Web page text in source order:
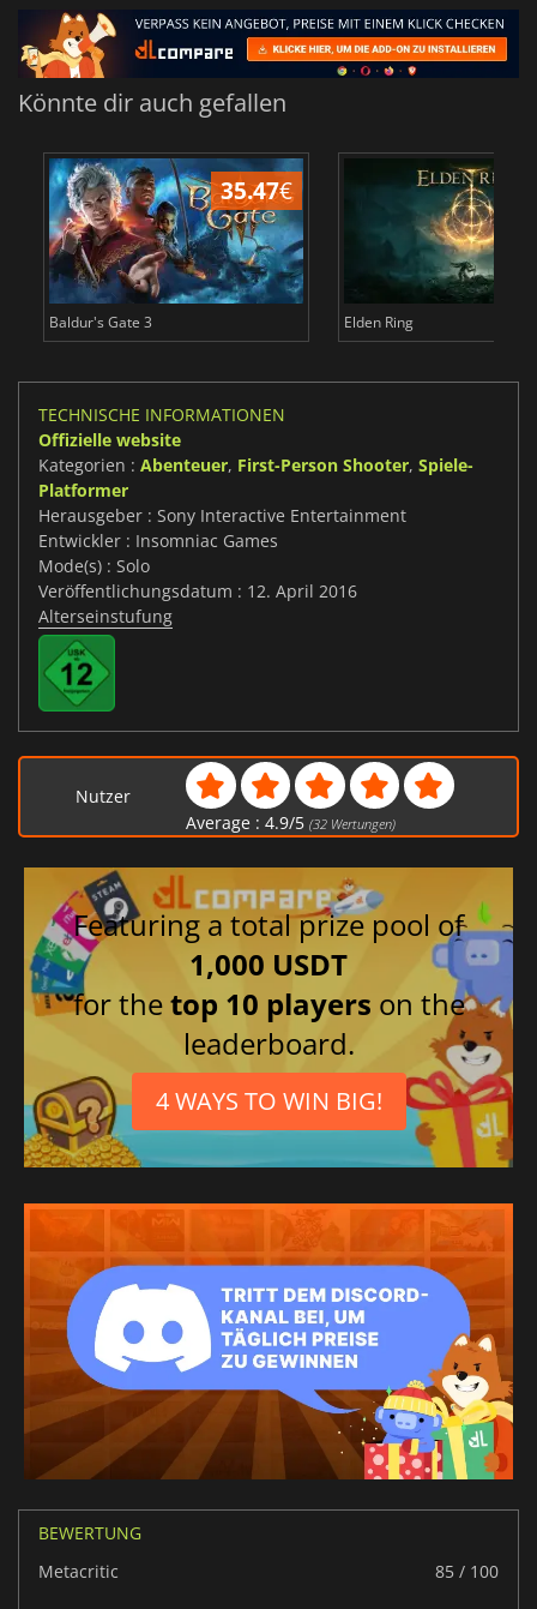
Könnte dir auch gefallen
35.47€
Baldur's Gate 3 Elden Ring
TECHNISCHE INFORMATIONEN
Offizielle website
Kategorien : Abenteuer, First-Person Shooter, Spiele-
Platformer
Herausgeber : Sony Interactive Entertainment
Entwickler : Insomniac Games
Mode(s) : Solo
Veröffentlichungsdatum : 12. April 2016
Alterseinstufung
Nutzer
Average : 4.9/5 (32Wertungen)
Featuring a total prize pool of
1,000 USDT
for thetop 10 players on the
leaderboard.
4 WAYS TO WIN BIG!
BEWERTUNG
Metacritic
85 / 100